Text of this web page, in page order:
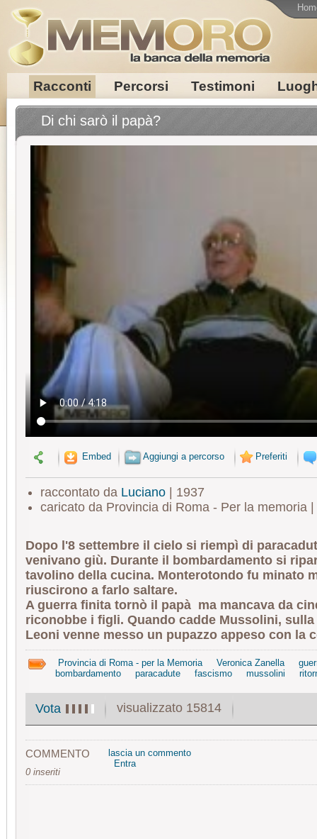
Racconti Percorsi Testimoni
Di chi sarò il papà?
Embed Aggiungi a percorso Preferiti
raccontato da Luciano| 1937
caricato da Provincia di Roma - Per la memoria
Dopo l'8 settembre il cielo si riempì di
venivano giù. Durante il bombardamento si
tavolino della cucina. Monterotondo fu minato
riuscirono a farlo saltare.
A guerra finita tornò il papà ma mancava da
riconobbe i figli. Quando cadde Mussolini, sulla
Leoni venne messo un pupazzo appeso con la
Provincia di Roma - per la Memoria Veronica Zanella
bombardamento
paracadute fascismo mussolini
Vota visualizzato 15814
COMMENTO
0 inseriti
lascia un commento
Entra